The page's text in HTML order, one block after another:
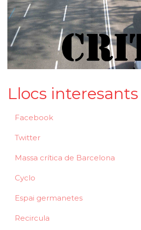
Llocs interesants
Facebook
Twitter
Massa crítica de Barcelona
Cyclo
Espai germanetes
Recircula